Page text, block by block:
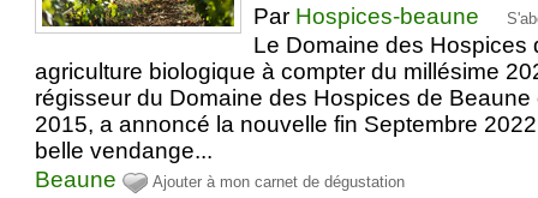
Par Hospices-beaune
Le Domaine des Hospices
agriculture biologique à compter du millésime
régisseur du Domaine des Hospices de
2015, a annoncé la nouvelle fin Septembre
belle vendange...
Beaune
Ajouter à mon carnet de dégustation